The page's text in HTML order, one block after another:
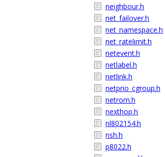
neighbour.h
net_failover.h
net_namespace.h
net_ratelimit.h
netevent.h
netlabel.h
netlink.h
netprio_cgroup.h
netrom.h
nexthop.h
nl802154.h
nsh.h
p8022.h